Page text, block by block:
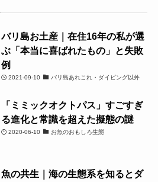
バリ島お土産｜在住16年の私が選
ぶ「本当に喜ばれたもの」と失敗
例
2021-09-10 バリ島あれこれ・ダイビング以外
「ミミックオクトパス」すごすぎ
る進化と常識を超えた擬態の謎
2020-06-10 お魚のおもしろ生態
魚の共生｜海の生態系を知るとダ